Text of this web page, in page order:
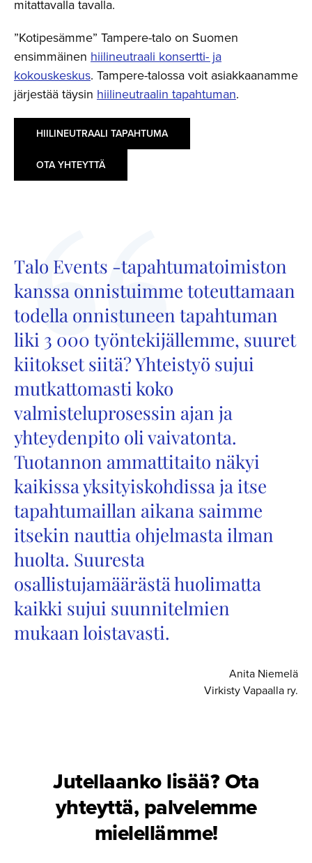
mitattavalla tavalla.
”Kotipesämme” Tampere-talo on Suomen
ensimmäinen hiilineutraali konsertti- ja
kokouskeskus. Tampere-talossa voit asiakkaanamme
järjestää täysin hiilineutraalin tapahtuman.
HIILINEUTRAALI TAPAHTUMA
OTA YHTEYTTÄ
Talo Events -tapahtumatoimiston
kanssa onnistuimme toteuttamaan
todella onnistuneen tapahtuman
liki 3 000 työntekijällemme, suuret
kiitokset siitä? Yhteistyö sujui
mutkattomasti koko
valmisteluprosessin ajan ja
yhteydenpito oli vaivatonta.
Tuotannon ammattitaito näkyi
kaikissa yksityiskohdissa ja itse
tapahtumaillan aikana saimme
itsekin nauttia ohjelmasta ilman
huolta. Suuresta
osallistujamäärästä huolimatta
kaikki sujui suunnitelmien
mukaan loistavasti.
Anita Niemelä
Virkisty Vapaalla ry.
Jutellaanko lisää? Ota
yhteyttä, palvelemme
mielellämme!